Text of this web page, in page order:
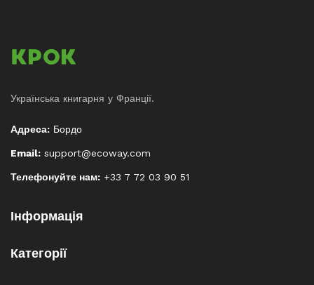
Українська книгарня у Франції.
Адреса: Бордо
Email: support@ecoway.com
Телефонуйте нам: +33 7 72 03 90 51
Інформація
Категорії